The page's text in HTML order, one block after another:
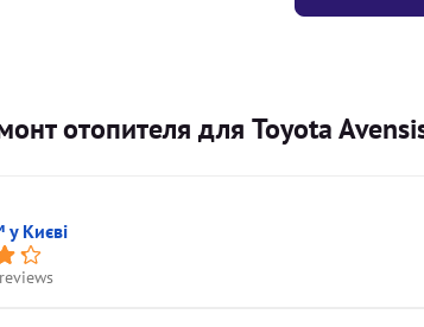
отопителя для Toyota
Києві